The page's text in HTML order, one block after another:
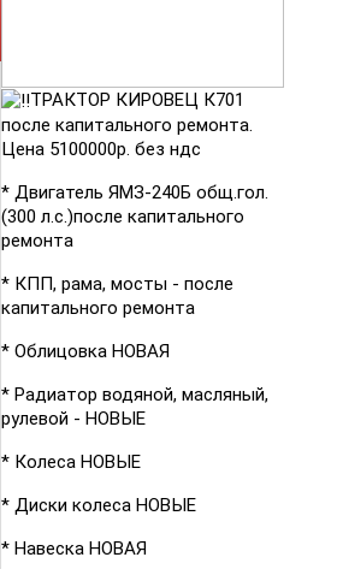
ТРАКТОР КИРОВЕЦ К701
после капитального ремонта.
Цена 5100000р. без ндс
* Двигатель ЯМЗ-240Б общ.гол.
(300 л.с.)после капитального
ремонта
* КПП, рама, мосты - после
капитального ремонта
* Облицовка НОВАЯ
* Радиатор водяной, масляный,
рулевой - НОВЫЕ
* Колеса НОВЫЕ
* Диски колеса НОВЫЕ
* Навеска НОВАЯ